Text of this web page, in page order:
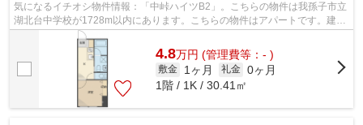
気になるイチオシ物件情報：「中峠ハイツB2」。こちらの物件は我孫子市立
湖北台中学校が1728m以内にあります。こちらの物件はアパートです。建物
の共用部にゴミ置き場があるので、外部...
4.8万円 (管理費等：- )
敷金 1ヶ月 礼金 0ヶ月
1階 / 1K / 30.41㎡